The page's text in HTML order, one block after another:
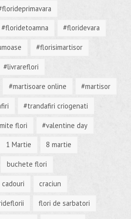
#floridetoamna #floridevara
#florisimartisor
#livrareflori
#martisoare online #martisor
#trandafiri criogenati
flori #valentine day
1 Martie 8 martie
buchete flori
cadouri craciun
flori de sarbatori